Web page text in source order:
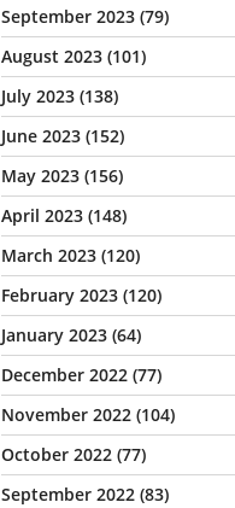
September 2023 (79)
August 2023 (101)
July 2023 (138)
June 2023 (152)
May 2023 (156)
April 2023 (148)
March 2023 (120)
February 2023 (120)
January 2023 (64)
December 2022 (77)
November 2022 (104)
October 2022 (77)
September 2022 (83)